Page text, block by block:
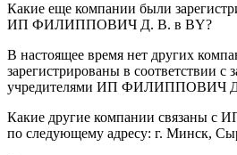
Какие еще компании были
ИП ФИЛИППОВИЧ Д. В. в BY?
В настоящее время нет других
зарегистрированы в соответствии с
учредителями ИП ФИЛИППОВИЧ
Какие другие компании связаны с
по следующему адресу: г. Минск,